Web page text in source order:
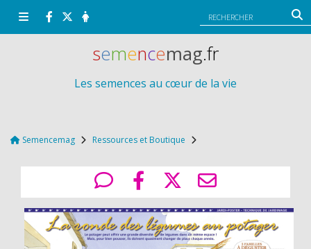
Semencemag Ressources et Boutique
semencemag.fr
Les semences au cœur de la vie
Panneau de gestion des cookies